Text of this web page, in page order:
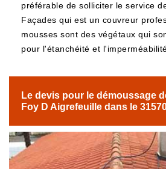
préférable de solliciter le service
Façades qui est un couvreur
mousses sont des végétaux qui
pour l'étanchéité et
Le devis pour le démoussage
Foy D Aigrefeuille dans le